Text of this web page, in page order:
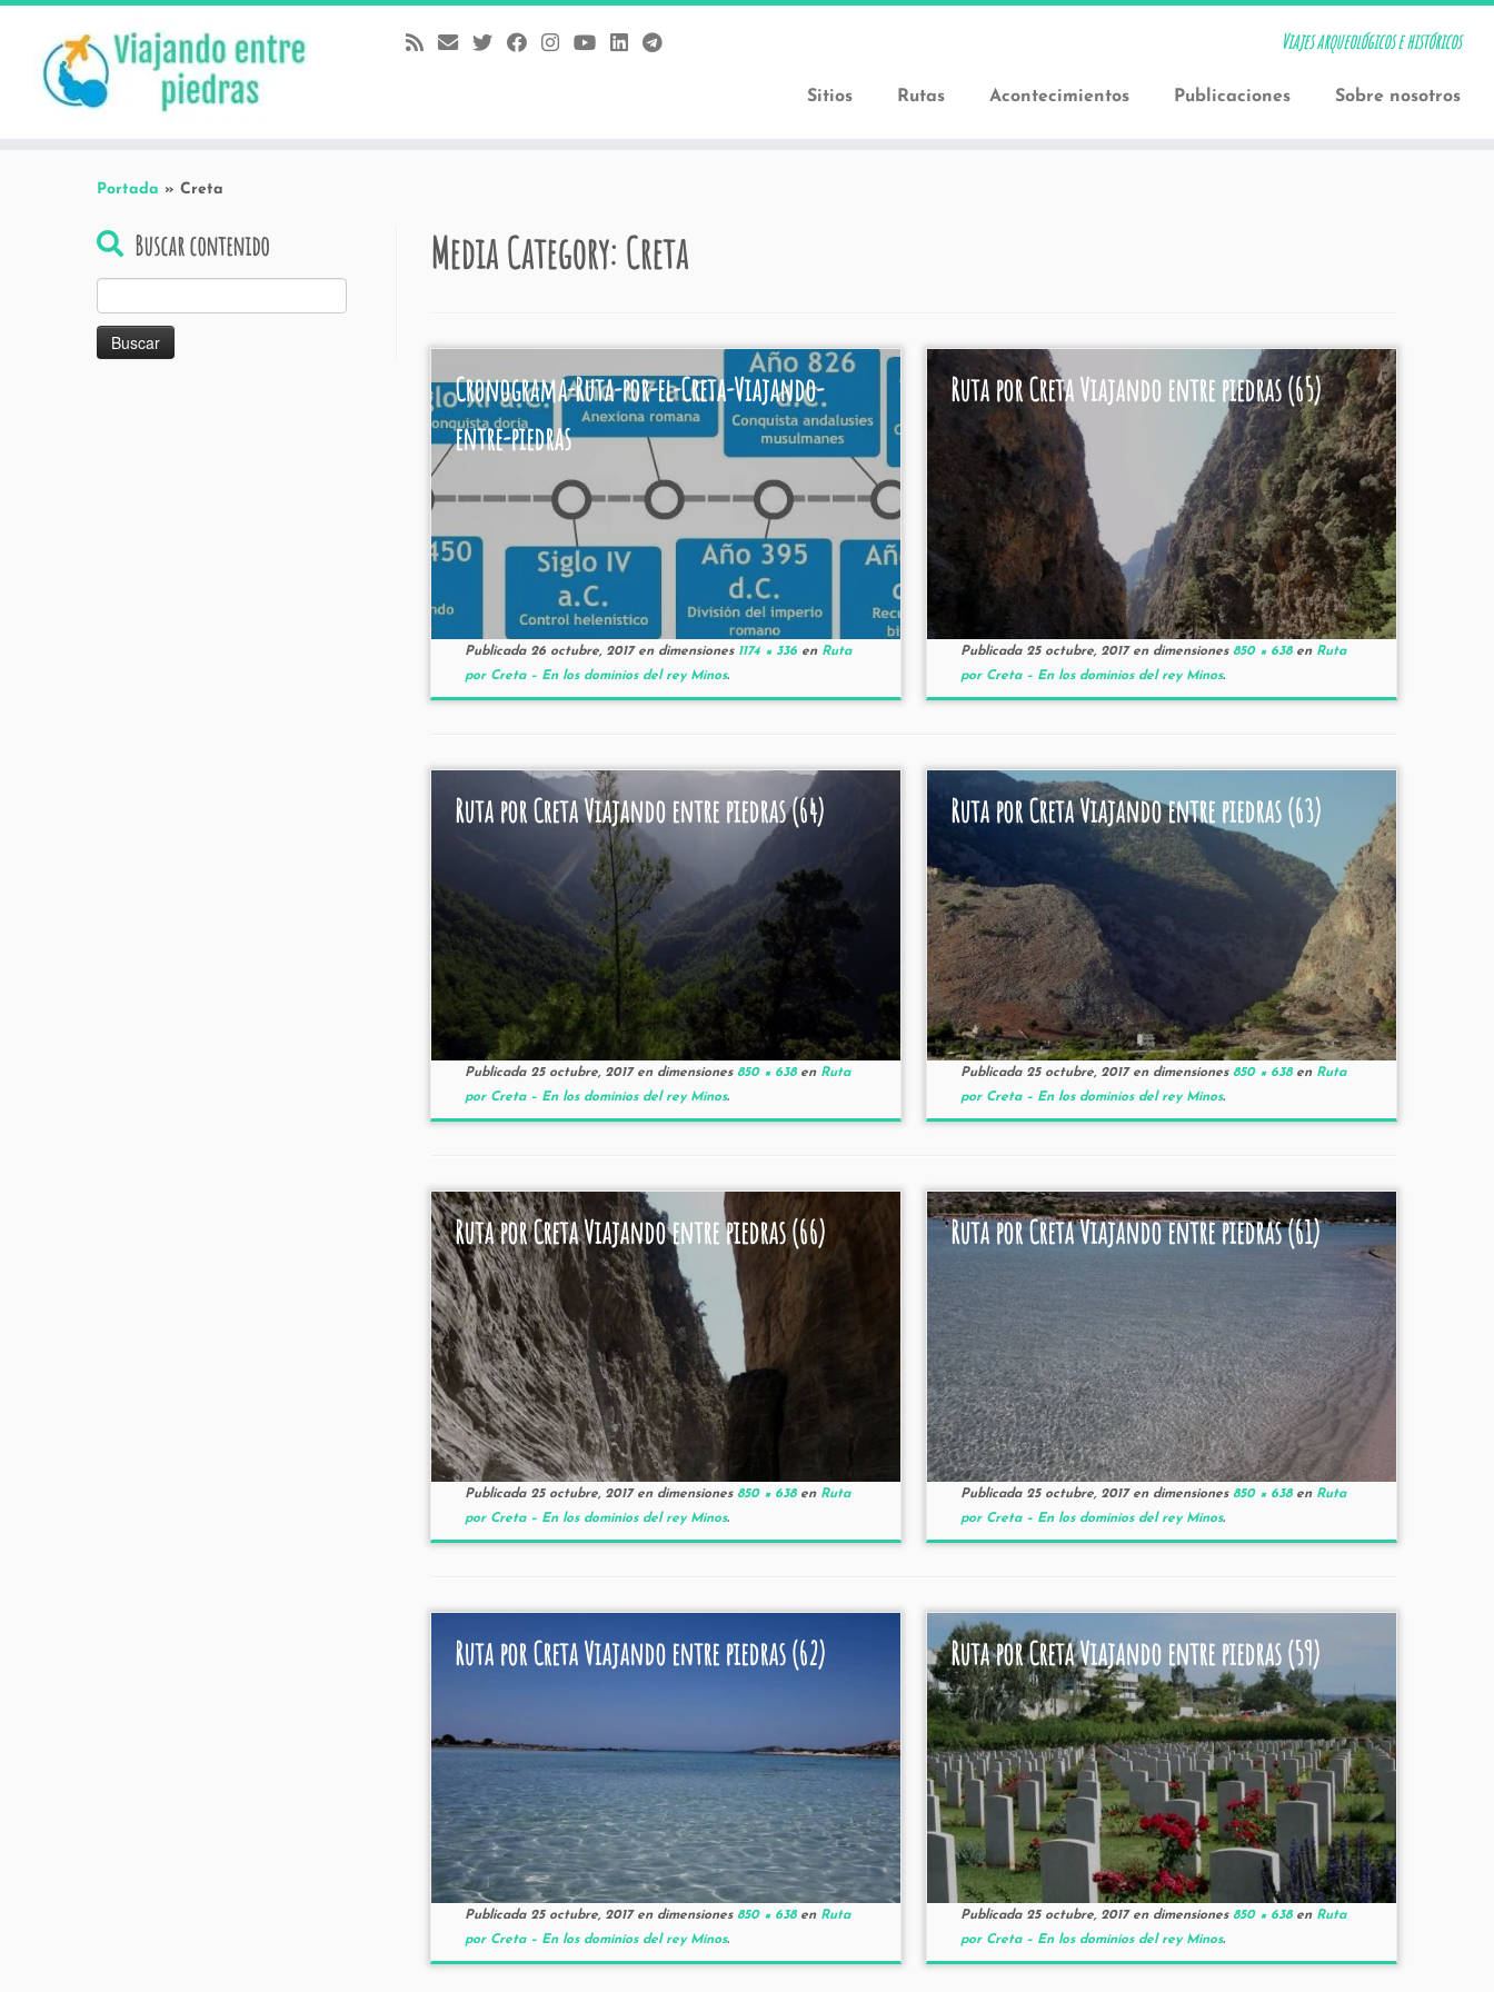
Skip
content
Viajes arqueológicos e históricos
Sitios Rutas Acontecimientos Publicaciones Sobre nosotros
Portada » Creta
Buscar contenido Media Category: Creta
Cronograma-Ruta-por-el-Creta-Viajando-
entre-piedras
Publicada 26 octubre, 2017en dimensiones1174 × 336enRuta
por Creta – En los dominios del rey Minos.
Ruta por Creta Viajando entre piedras (65)
Publicada 25 octubre, 2017en dimensiones850 × 638enRuta
por Creta – En los dominios del rey Minos.
Ruta por Creta Viajando entre piedras (64)
Publicada 25 octubre, 2017en dimensiones850 × 638enRuta
por Creta – En los dominios del rey Minos.
Ruta por Creta Viajando entre piedras (63)
Publicada 25 octubre, 2017en dimensiones850 × 638enRuta
por Creta – En los dominios del rey Minos.
Ruta por Creta Viajando entre piedras (66)
Publicada 25 octubre, 2017en dimensiones850 × 638enRuta
por Creta – En los dominios del rey Minos.
Ruta por Creta Viajando entre piedras (61)
Publicada 25 octubre, 2017en dimensiones850 × 638enRuta
por Creta – En los dominios del rey Minos.
Ruta por Creta Viajando entre piedras (62)
Publicada 25 octubre, 2017en dimensiones850 × 638enRuta
por Creta – En los dominios del rey Minos.
Ruta por Creta Viajando entre piedras (59)
Publicada 25 octubre, 2017en dimensiones850 × 638enRuta
por Creta – En los dominios del rey Minos.